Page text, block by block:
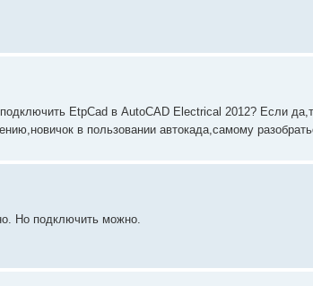
EtpCad в AutoCAD Electrical 2012? Если
в пользовании автокада,самому
Но подключить можно.